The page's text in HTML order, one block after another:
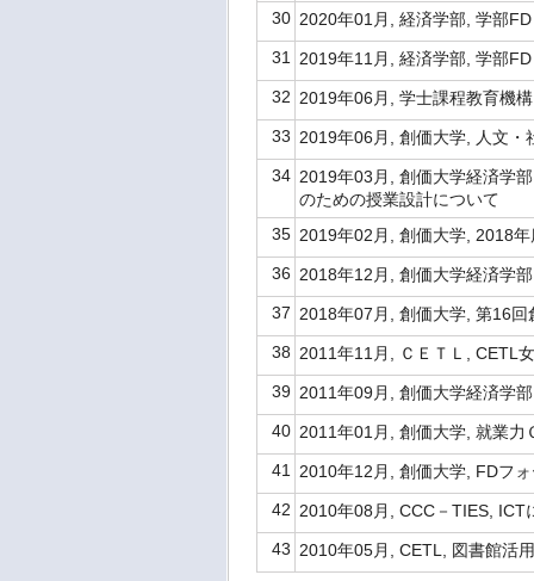
30 2020年01月, 経済学部, 学部
31
2019年11月, 経済学部, 学部
32 2019年06月, 学士課程教育機
33 2019年06月, 創価大学, 人文
34 2019年03月, 創価大学経済学
のための授業設計について
35 2019年02月, 創価大学, 2018
36 2018年12月, 創価大学経済学
37 2018年07月, 創価大学, 第16
38 2011年11月, ＣＥＴＬ, CETL
39 2011年09月, 創価大学経済学
40 2011年01月, 創価大学, 就業
41
2010年12月, 創価大学, FDフ
42 2010年08月, CCC－TIES,
43 2010年05月, CETL, 図書館活